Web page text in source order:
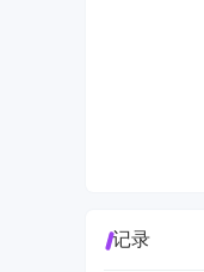
记录